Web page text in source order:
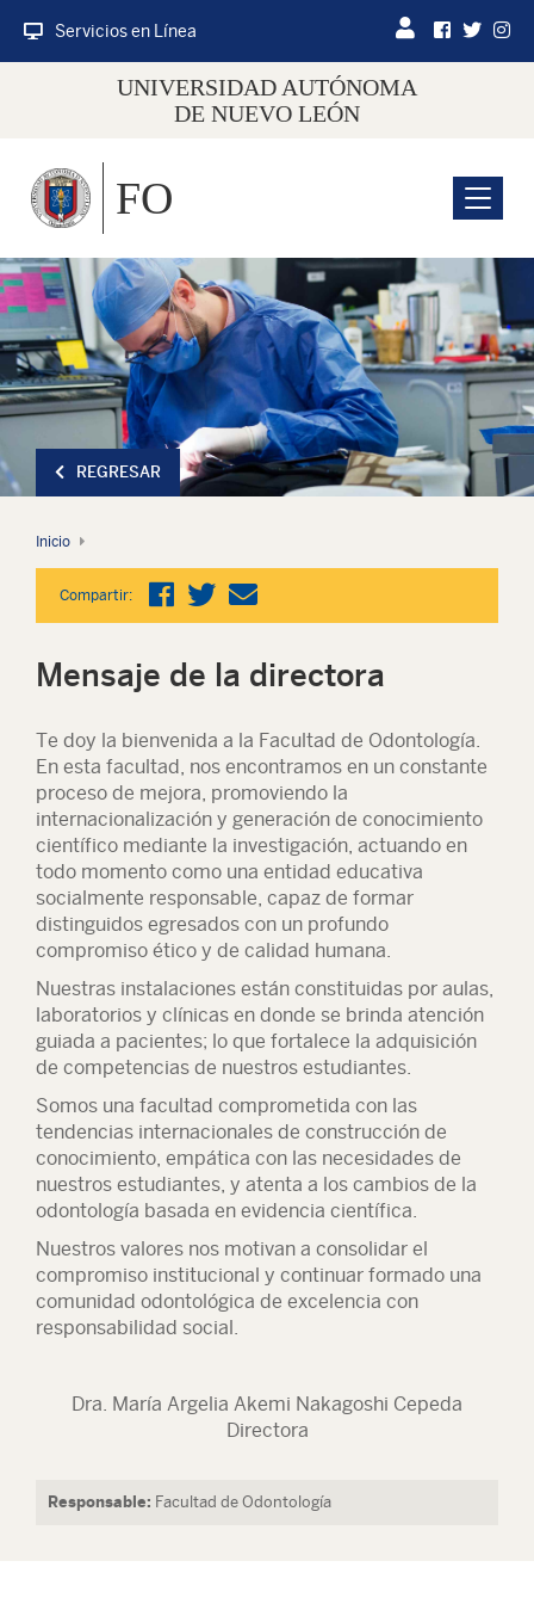
Servicios en Línea
UNIVERSIDAD AUTÓNOMA
DE NUEVO LEÓN
Menu
FO
REGRESAR
Inicio
Compartir:
Mensaje de la directora
Te doy la bienvenida a la Facultad de Odontología.
En esta facultad, nos encontramos en un constante
proceso de mejora, promoviendo la
internacionalización y generación de conocimiento
científico mediante la investigación, actuando en
todo momento como una entidad educativa
socialmente responsable, capaz de formar
distinguidos egresados con un profundo
compromiso ético y de calidad humana.
Nuestras instalaciones están constituidas por aulas,
laboratorios y clínicas en donde se brinda atención
guiada a pacientes; lo que fortalece la adquisición
de competencias de nuestros estudiantes.
Somos una facultad comprometida con las
tendencias internacionales de construcción de
conocimiento, empática con las necesidades de
nuestros estudiantes, y atenta a los cambios de la
odontología basada en evidencia científica.
Nuestros valores nos motivan a consolidar el
compromiso institucional y continuar formado una
comunidad odontológica de excelencia con
responsabilidad social.
Dra. María Argelia Akemi Nakagoshi Cepeda
Directora
Responsable: Facultad de Odontología